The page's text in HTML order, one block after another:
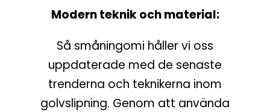
Modern teknik och material:
Så småningomi håller vi oss
uppdaterade med de senaste
trenderna och teknikerna inom
golvslipning. Genom att använda